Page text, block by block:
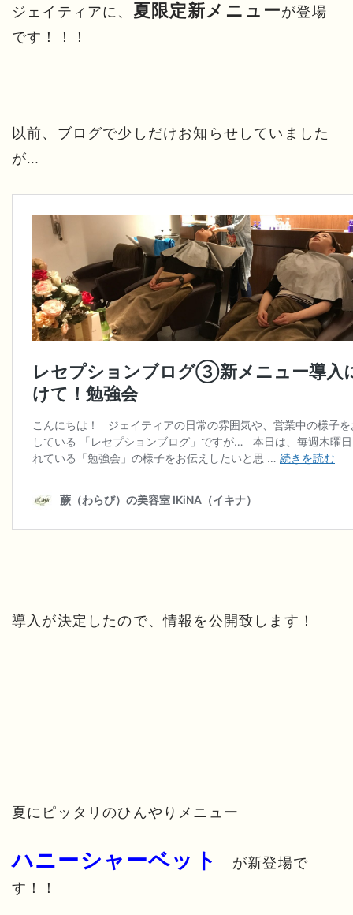
ジェイティアに、 夏限定新メニューが登場
です！！！
以前、ブログで少しだけお知らせしていました
が…
導入が決定したので、情報を公開致します！
夏にピッタリのひんやりメニュー
ハニーシャーベット
が新登場で
す！！